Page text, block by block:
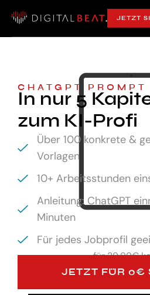
JETZT
CHATGPT PROMPT
In nur 5
zum KI-Profi
Über 100 konkrete &
Vorlagen
10+ Arbeitsstunden
Anleitung: ChatGPT
Minuten
Für jedes Jobprofil
für29,99€
JETZT FÜR 0€